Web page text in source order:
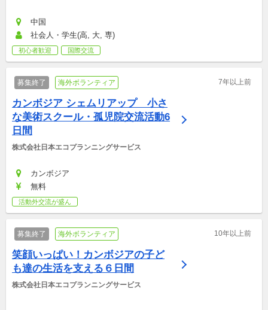
中国
社会人・学生(高, 大, 専)
初心者歓迎 国際交流
募集終了 海外ボランティア 7年以上前
カンボジア シェムリアップ　小さ
な美術スクール・孤児院交流活動6
日間
株式会社日本エコプランニングサービス
カンボジア
無料
活動外交流が盛ん
募集終了 海外ボランティア 10年以上前
笑顔いっぱい！カンボジアの子ど
も達の生活を支える６日間
株式会社日本エコプランニングサービス